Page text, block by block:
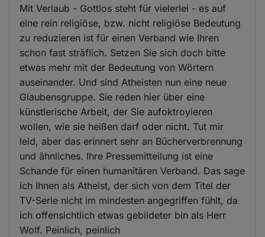
Mit Verlaub - Gottlos steht für vielerlei - es auf
eine rein religiöse, bzw. nicht religiöse Bedeutung
zu reduzieren ist für einen Verband wie Ihren
schon fast sträflich. Setzen Sie sich doch bitte
etwas mehr mit der Bedeutung von Wörtern
auseinander. Und sind Atheisten nun eine neue
Glaubensgruppe. Sie reden hier über eine
künstlerische Arbeit, der Sie aufoktroyieren
wollen, wie sie heißen darf oder nicht. Tut mir
leid, aber das erinnert sehr an Bücherverbrennung
und ähnliches. Ihre Pressemitteilung ist eine
Schande für einen humanitären Verband. Das sage
ich Ihnen als Atheist, der sich von dem Titel der
TV-Serie nicht im mindesten angegriffen fühlt, da
ich offensichtlich etwas gebildeter bin als Herr
Wolf. Peinlich, peinlich